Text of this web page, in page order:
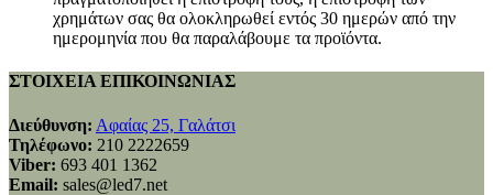
χρημάτων σας θα ολοκληρωθεί εντός 30 ημερών από την
ημερομηνία που θα παραλάβουμε τα προϊόντα.
ΣΤΟΙΧΕΙΑ ΕΠΙΚΟΙΝΩΝΙΑΣ
Διεύθυνση: Αφαίας 25, Γαλάτσι
Τηλέφωνο: 210 2222659
Viber: 693 401 1362
Email: sales@led7.net